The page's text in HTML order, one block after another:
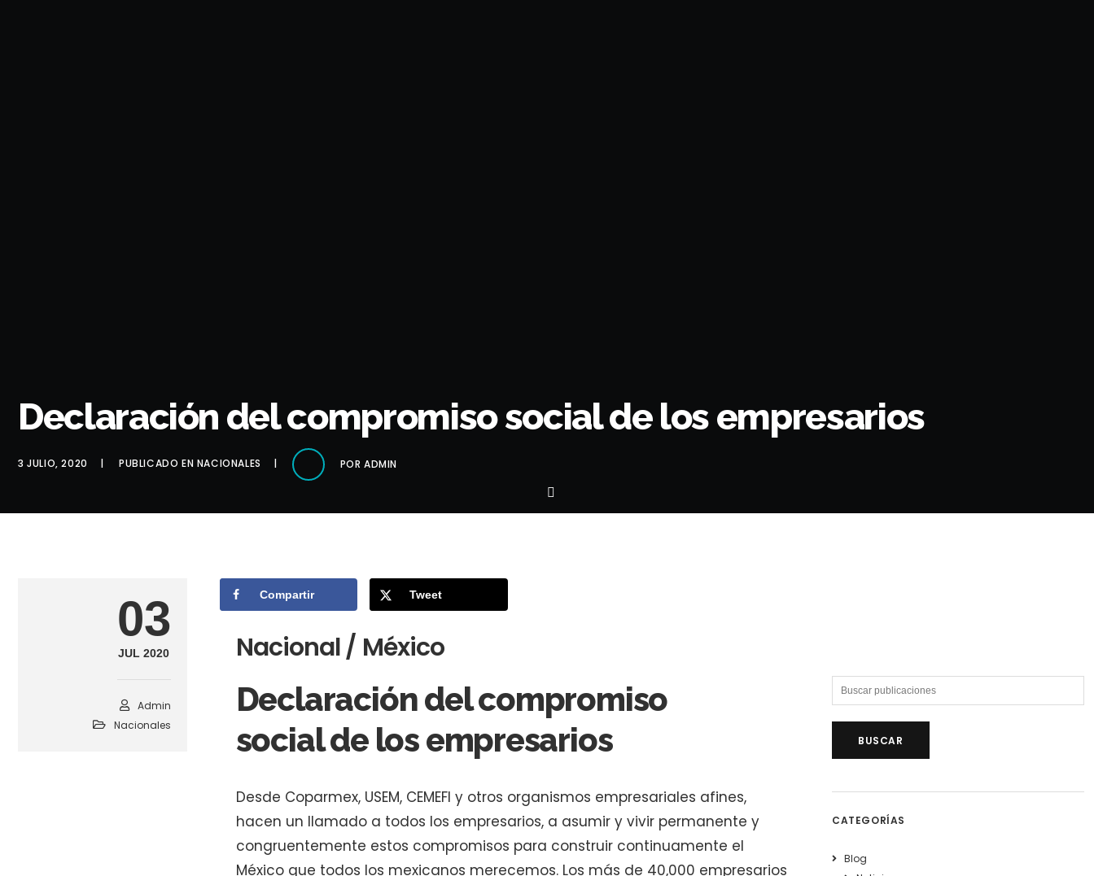
Declaración del compromiso social de los empresarios
3 JULIO, 2020 PUBLICADO EN NACIONALES PORADMIN
03
JUL 2020
Admin
Nacionales
Compartir Tweet
Nacional / México
Declaración del compromiso
social de los empresarios
Desde Coparmex, USEM, CEMEFI y otros organismos empresariales afines,
hacen un llamado a todos los empresarios, a asumir y vivir permanente y
congruentemente estos compromisos para construir continuamente el
México que todos los mexicanos merecemos. Los más de 40,000 empresarios
CATEGORÍAS
Blog